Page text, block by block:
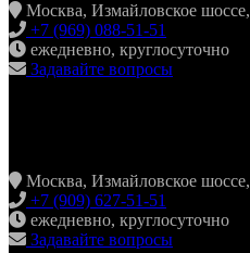
Москва, Измайловское
+7 (969) 088-51-51
ежедневно, круглосуточно
Задавайте вопросы
Москва, Измайловское
+7 (909) 627-51-51
ежедневно, круглосуточно
Задавайте вопросы